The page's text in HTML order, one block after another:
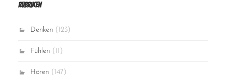
Rubriken
Denken (123)
Fühlen (11)
Hören (147)